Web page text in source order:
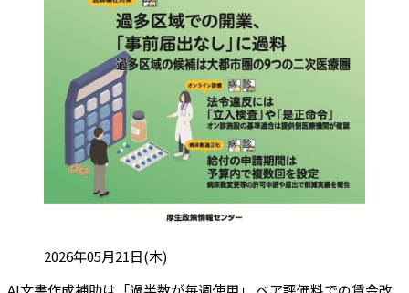
投稿日:2026年05月21日(木)